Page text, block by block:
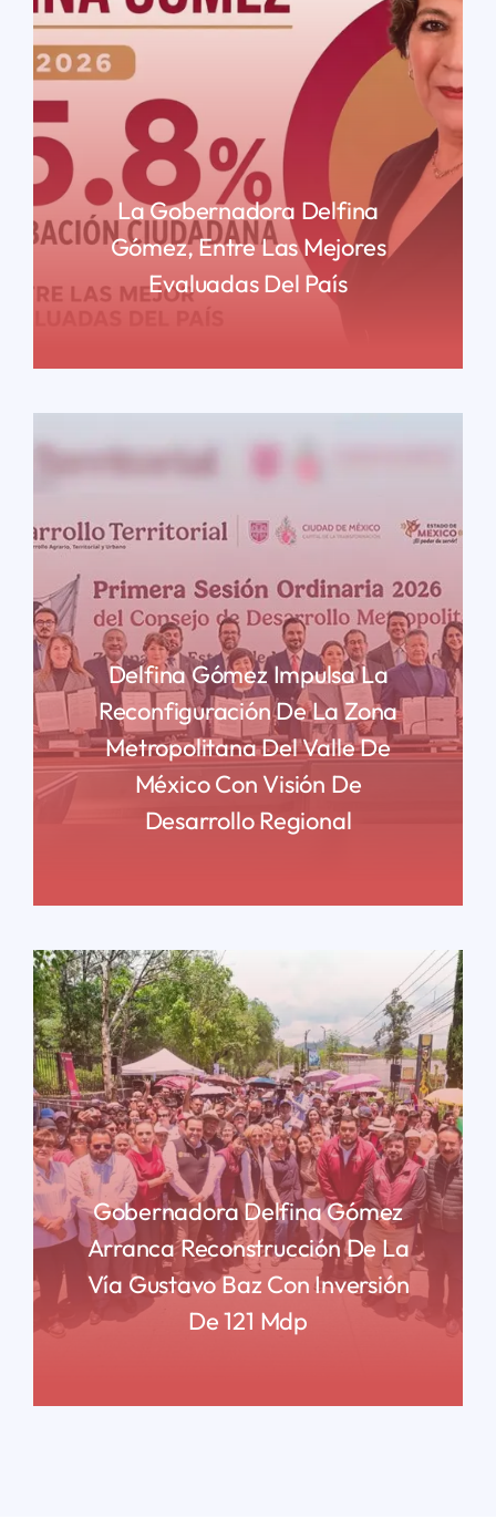
La Gobernadora Delfina
Gómez, Entre Las Mejores
Evaluadas Del País
Delfina Gómez Impulsa La
Reconfiguración De La Zona
Metropolitana Del Valle De
México Con Visión De
Desarrollo Regional
Gobernadora Delfina Gómez
Arranca Reconstrucción De La
Vía Gustavo Baz Con Inversión
De 121 Mdp